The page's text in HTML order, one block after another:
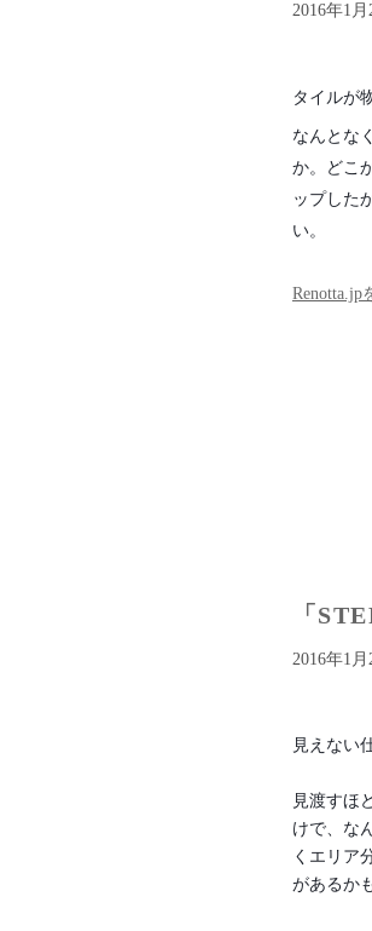
2016年1
タイルが
なんとな
か。どこ
ップした
い。
Renotta.jp
「
2016年1
見えない
見渡すほ
けで、な
くエリア
があるか